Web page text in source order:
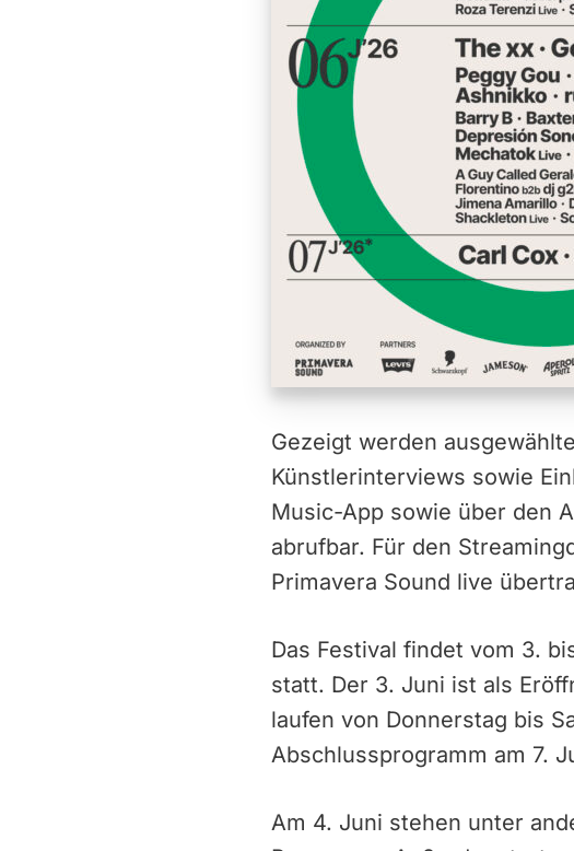
Gezeigt werden
Künstlerinterviews sowie
Music-App sowie über den
abrufbar. Für den
Primavera Sound live
Das Festival findet vom 3.
statt. Der 3. Juni ist als
laufen von Donnerstag bis
Abschlussprogramm am 7.
Am 4. Juni stehen unter